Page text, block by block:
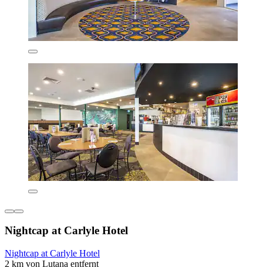
Nightcap at Carlyle Hotel
Nightcap at Carlyle Hotel
2 km von Lutana entfernt